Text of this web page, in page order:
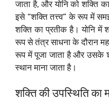
जाता है, और योनि को शक्ति
इसे “शक्ति तत्त्व” के रूप में
शक्ति का प्रतीक है। योनि में
रूप से तंत्र साधना के दौरान
रूप में पूजा जाता है और उसके
स्थान माना जाता है।
शक्ति की उपस्थिति का